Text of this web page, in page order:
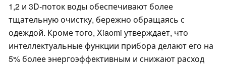
1,2 и 3D-поток воды обеспечивают более
тщательную очистку, бережно обращаясь с
одеждой. Кроме того, Xiaomi утверждает, что
интеллектуальные функции прибора делают его на
5% более энергоэффективным и снижают расход